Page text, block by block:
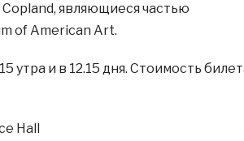
являющиеся частью
of American Art.
утра и в 12.15 дня. Стоимость
Hall